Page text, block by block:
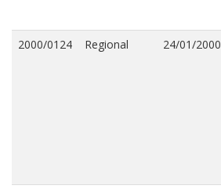
2000/0124 Regional 24/01/2000